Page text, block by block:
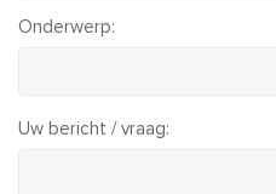
Onderwerp:
Uw bericht / vraag: